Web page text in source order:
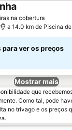
na cobertura
a 14.0 km de Piscina
para ver os preços
Mostrar mais
que
Como tal, pode
no trivago e os preços